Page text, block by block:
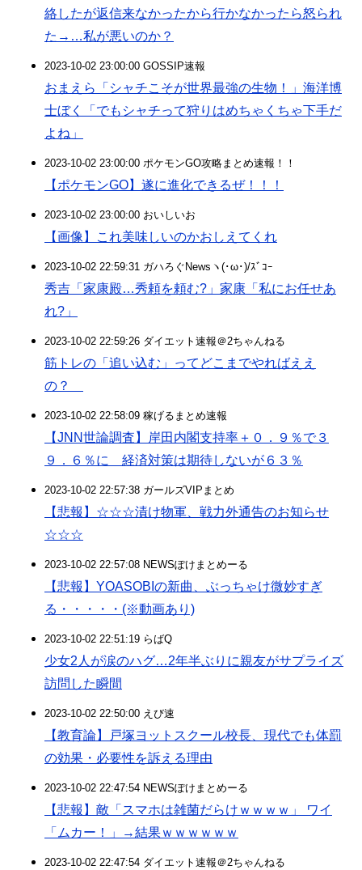
絡したが返信来なかったから行かなかったら怒られ
た→…私が悪いのか？
2023-10-02 23:00:00 GOSSIP速報
おまえら「シャチこそが世界最強の生物！」海洋博
士ぼく「でもシャチって狩りはめちゃくちゃ下手だ
よね」
2023-10-02 23:00:00 ポケモンGO攻略まとめ速報！！
【ポケモンGO】遂に進化できるぜ！！！
2023-10-02 23:00:00 おいしいお
【画像】これ美味しいのかおしえてくれ
2023-10-02 22:59:31 ガハろぐNewsヽ(･ω･)/ｽﾞｺｰ
秀吉「家康殿…秀頼を頼む?」家康「私にお任せあ
れ?」
2023-10-02 22:59:26 ダイエット速報＠2ちゃんねる
筋トレの「追い込む」ってどこまでやればええ
の？
2023-10-02 22:58:09 稼げるまとめ速報
【JNN世論調査】岸田内閣支持率＋０．９％で３
９．６％に 経済対策は期待しないが６３％
2023-10-02 22:57:38 ガールズVIPまとめ
【悲報】☆☆☆漬け物軍、戦力外通告のお知らせ
☆☆☆
2023-10-02 22:57:08 NEWSぽけまとめーる
【悲報】YOASOBIの新曲、ぶっちゃけ微妙すぎ
る・・・・・(※動画あり)
2023-10-02 22:51:19 らばQ
少女2人が涙のハグ…2年半ぶりに親友がサプライズ
訪問した瞬間
2023-10-02 22:50:00 えび速
【教育論】戸塚ヨットスクール校長、現代でも体罰
の効果・必要性を訴える理由
2023-10-02 22:47:54 NEWSぽけまとめーる
【悲報】敵「スマホは雑菌だらけｗｗｗｗ」 ワイ
「ムカー！」→結果ｗｗｗｗｗｗ
2023-10-02 22:47:54 ダイエット速報＠2ちゃんねる